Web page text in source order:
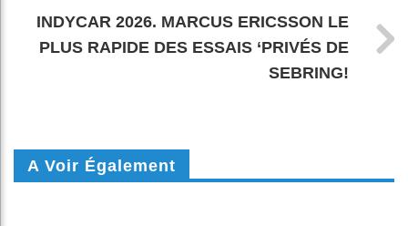
INDYCAR 2026. MARCUS ERICSSON LE
PLUS RAPIDE DES ESSAIS ‘PRIVÉS DE
SEBRING!
A Voir Également